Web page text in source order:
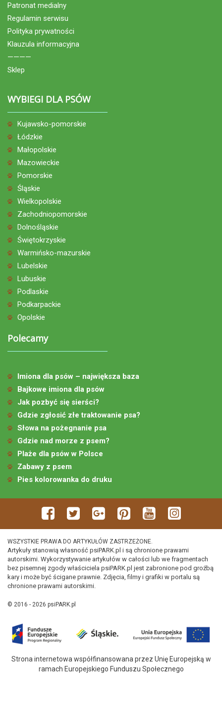
Patronat medialny
Regulamin serwisu
Polityka prywatności
Klauzula informacyjna
————
Sklep
WYBIEGI DLA PSÓW
Kujawsko-pomorskie
Łódzkie
Małopolskie
Mazowieckie
Pomorskie
Śląskie
Wielkopolskie
Zachodniopomorskie
Dolnośląskie
Świętokrzyskie
Warmińsko-mazurskie
Lubelskie
Lubuskie
Podlaskie
Podkarpackie
Opolskie
Polecamy
Imiona dla psów – największa baza
Bajkowe imiona dla psów
Jak pozbyć się sierści?
Gdzie zgłosić złe traktowanie psa?
Słowa na pożegnanie psa
Gdzie nad morze z psem?
Plaże dla psów w Polsce
Zabawy z psem
Pies kolorowanka do druku
WSZYSTKIE PRAWA DO ARTYKUŁÓW ZASTRZEŻONE.
Artykuły stanowią własność psiPARK.pl i są chronione prawami
autorskimi. Wykorzystywanie artykułów w całości lub we fragmentach
bez pisemnej zgody właściciela psiPARK.pl jest zabronione pod groźbą
kary i może być ścigane prawnie. Zdjęcia, filmy i grafiki w portalu są
chronione prawami autorskimi.
© 2016 - 2026 psiPARK.pl
Strona internetowa współfinansowana przez Unię Europejską w
ramach Europejskiego Funduszu Społecznego